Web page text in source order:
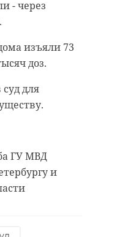
- через
изъяли 73
доз.
для
ГУ МВД
и